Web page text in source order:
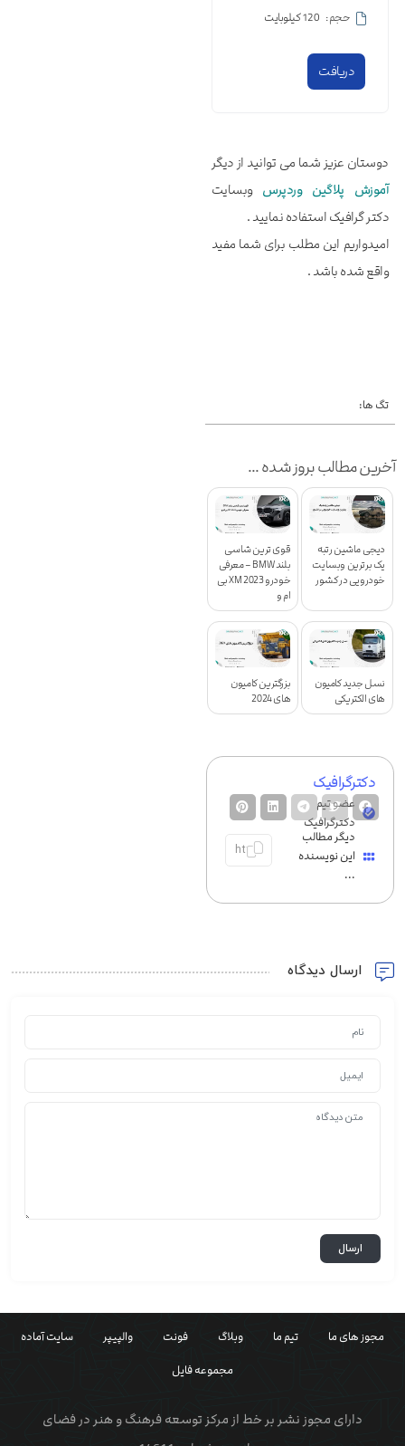
حجم : 120 کیلوبایت
دریافت
دوستان عزیز شما می توانید از دیگر
آموزش پلاگین وردپرس وبسایت
دکتر گرافیک استفاده نمایید .
امیدواریم این مطلب برای شما مفید
واقع شده باشد .
تگ ها:
آخرین مطالب بروز شده ...
دیجی ماشین رتبه
یک برترین وبسایت
خودرویی در کشور
قوی ترین شاسی
بلند BMW – معرفی
خودرو XM 2023 بی
ام و
نسل جدید کامیون
های الکتریکی
بزرگترین کامیون
های 2024
دکترگرافیک
عضو تیم
دکترگرافیک
دیگر مطالب
این نویسنده
...
ارسال دیدگاه
مجوز های ما تیم ما وبلاگ فونت والپیپر سایت آماده
مجموعه فایل
دارای مجوز نشر بر خط از مرکز توسعه فرهنگ و هنر در فضای